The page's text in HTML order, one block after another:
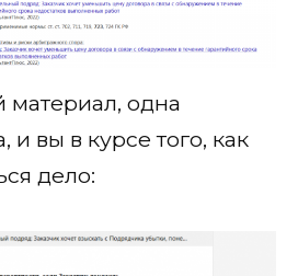
материал, одна
и вы в курсе того, как
дело: